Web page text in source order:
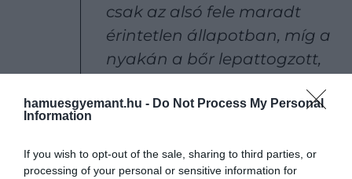
hamuesgyemant.hu - Do Not Process My Personal
Information
If you wish to opt-out of the sale, sharing to third parties, or
processing of your personal or sensitive information for
csak az alsó fele maradt
érintetlen állapotban, míg a
nyakán a bőr lepattogzott,
felfedje, és a bundás
így a háta meztelen maradt